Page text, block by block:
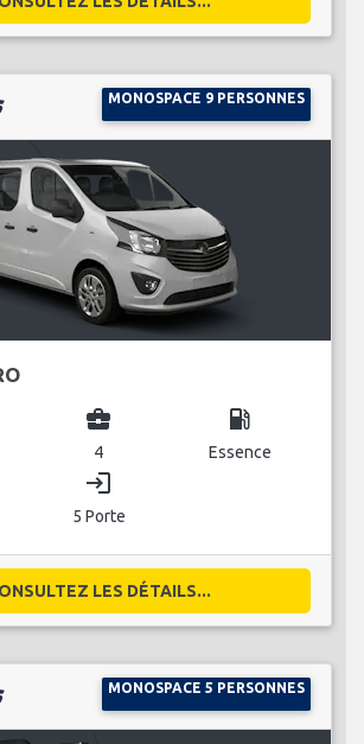
MONOSPACE 9 PERSONNES
business_center
4
local_gas_station
Essence
login
5 Porte
LES DÉTAILS...
MONOSPACE 5 PERSONNES